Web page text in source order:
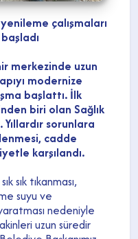
çalışmaları
merkezinde uzun
modernize
başlattı. İlk
biri olan Sağlık
sorunlara
cadde
karşılandı.
sık tıkanması,
suyu ve
nedeniyle
uzun süredir